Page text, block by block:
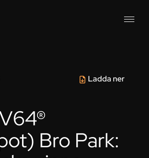
Ladda ner
Bro Park: